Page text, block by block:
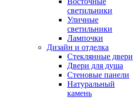
светильники
Уличные
светильники
Лампочки
Дизайн и отделка
Стеклянные двери
Двери для душа
Стеновые панели
Натуральный
камень